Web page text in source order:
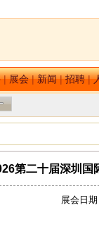
|展会|新闻|招聘|
第二十届深圳国
展会日